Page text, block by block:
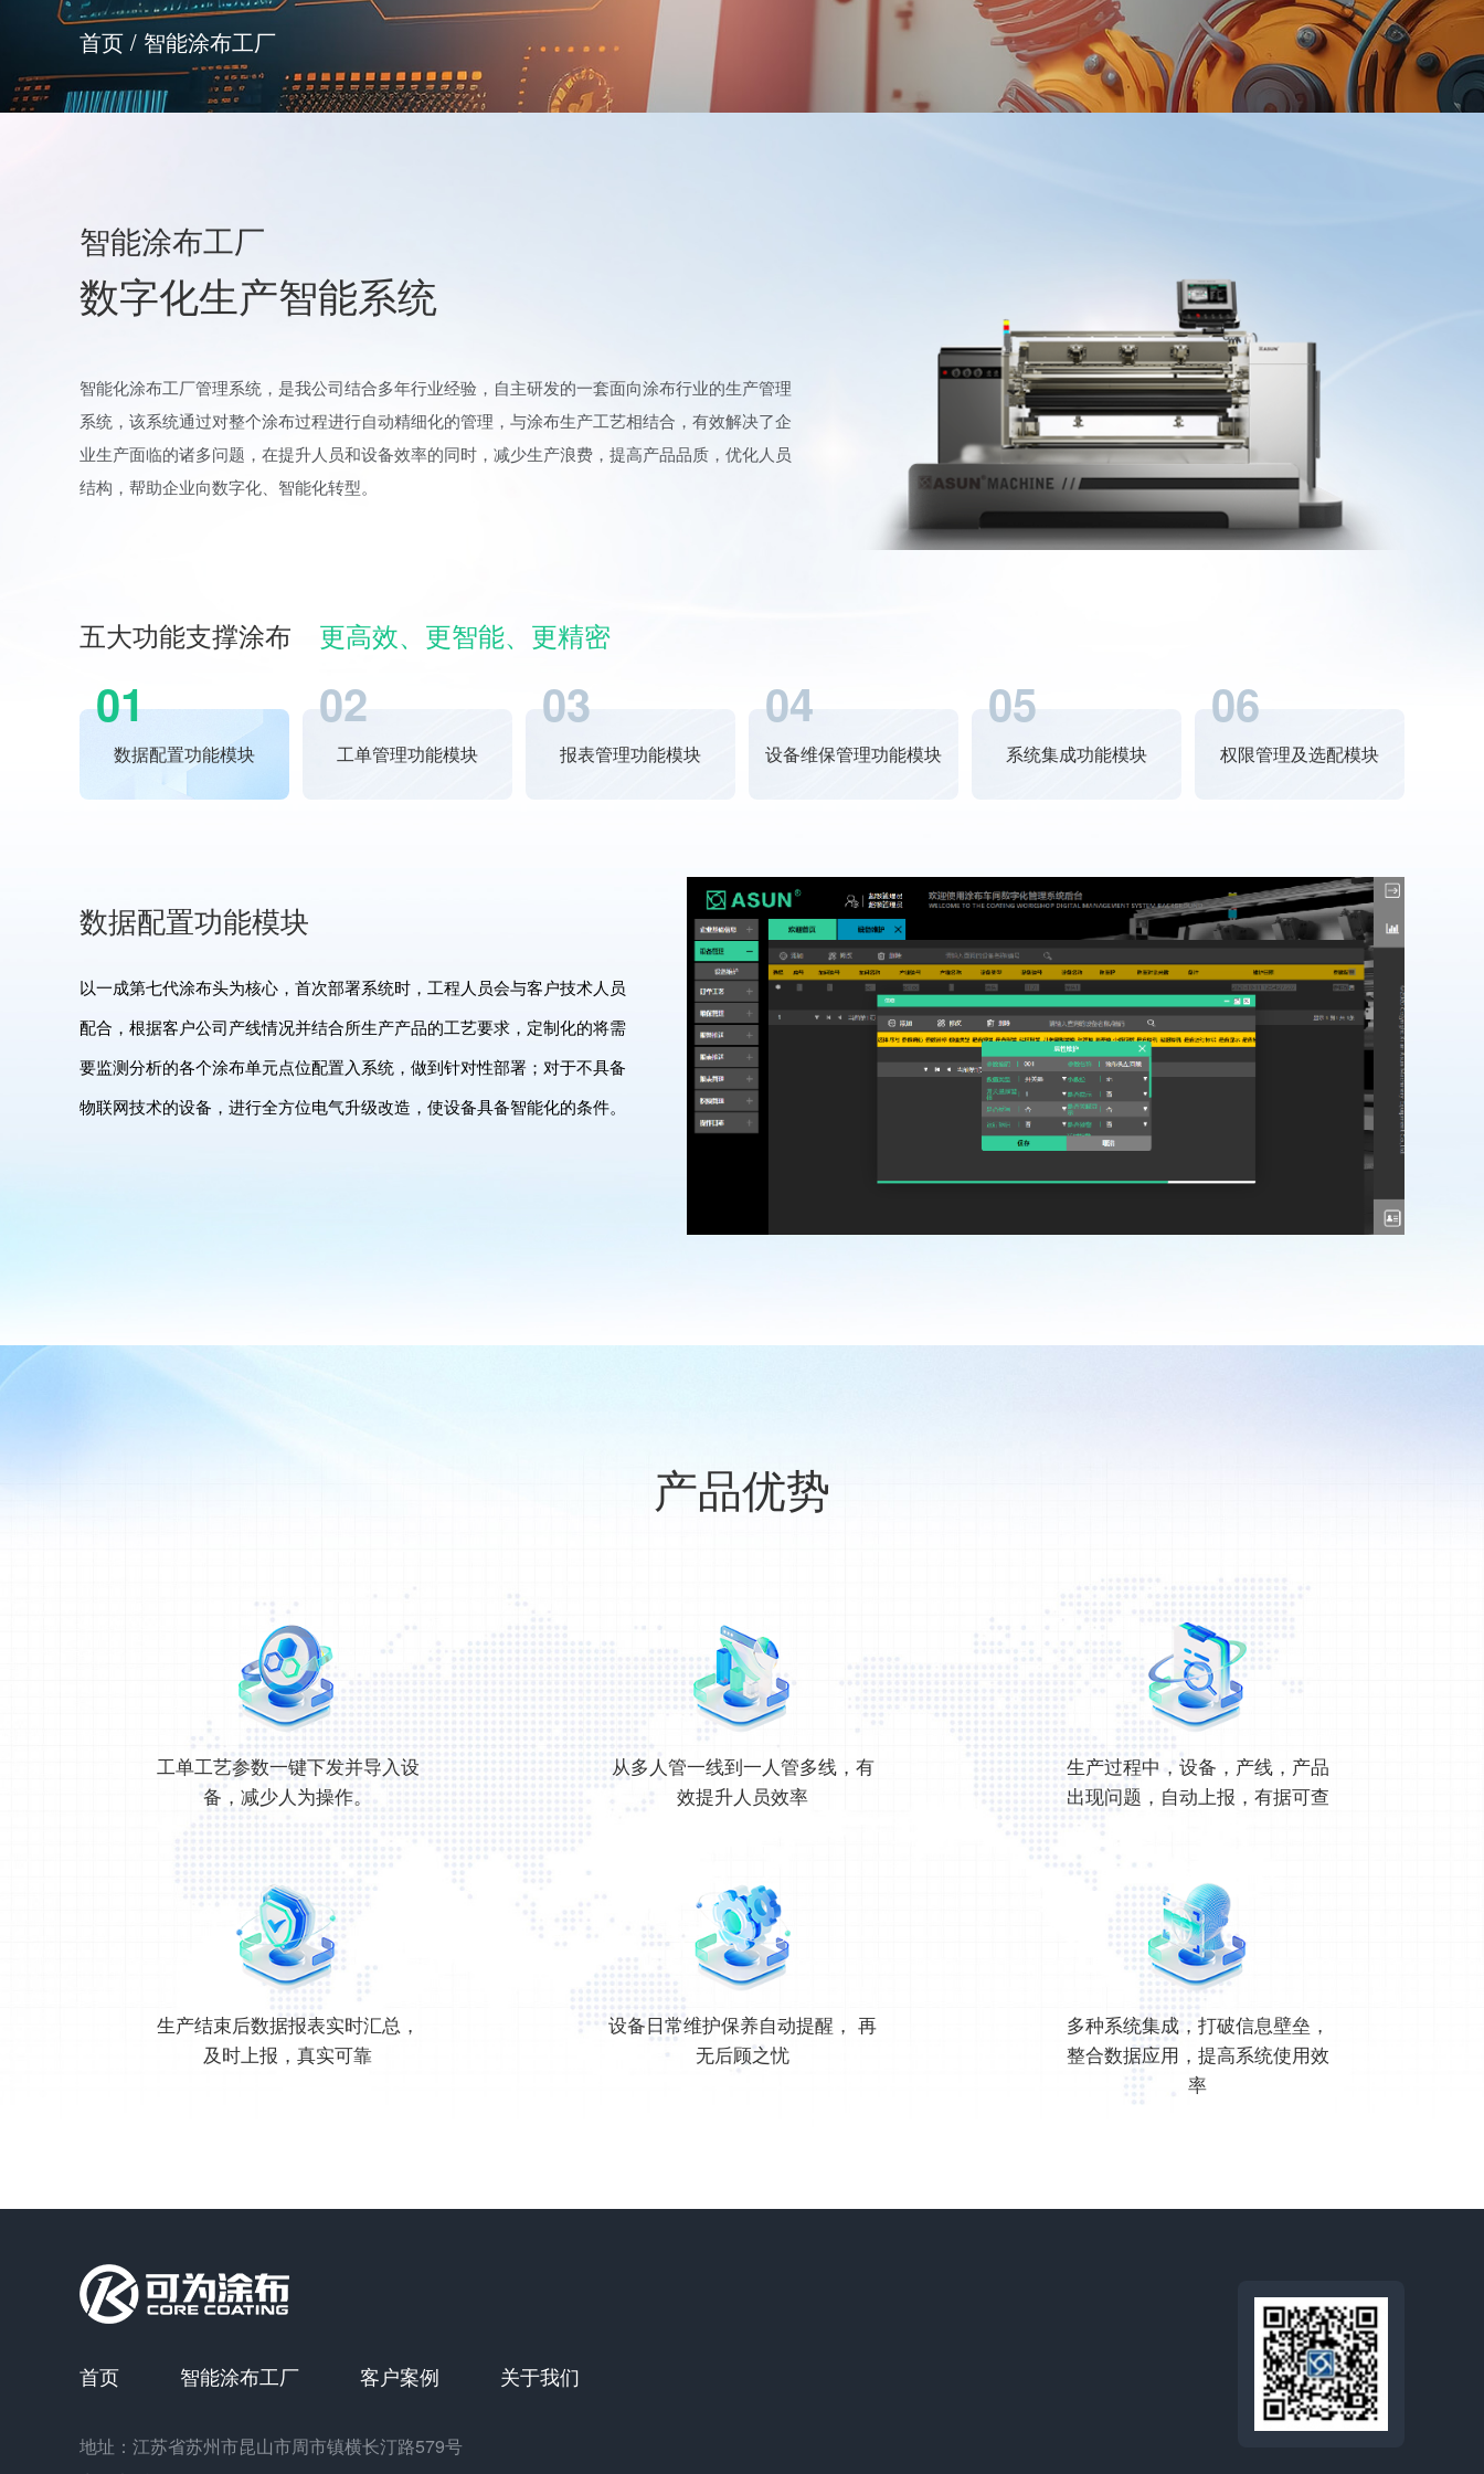
首页 / 智能涂布工厂
智能涂布工厂
数字化生产智能系统
智能化涂布工厂管理系统，是我公司结合多年行业经验，自主研发的一套面向涂布行业的生产管理
系统，该系统通过对整个涂布过程进行自动精细化的管理，与涂布生产工艺相结合，有效解决了企
业生产面临的诸多问题，在提升人员和设备效率的同时，减少生产浪费，提高产品品质，优化人员
结构，帮助企业向数字化、智能化转型。
五大功能支撑涂布 更高效、更智能、更精密
数据配置功能模块
01
工单管理功能模块
02
报表管理功能模块
03
设备维保管理功能模块
04
系统集成功能模块
05
权限管理及选配模块
06
数据配置功能模块
以一成第七代涂布头为核心，首次部署系统时，工程人员会与客户技术人员
配合，根据客户公司产线情况并结合所生产产品的工艺要求，定制化的将需
要监测分析的各个涂布单元点位配置入系统，做到针对性部署；对于不具备
物联网技术的设备，进行全方位电气升级改造，使设备具备智能化的条件。
产品优势
工单工艺参数一键下发并导入设
备，减少人为操作。
从多人管一线到一人管多线，有
效提升人员效率
生产过程中，设备，产线，产品
出现问题，自动上报，有据可查
生产结束后数据报表实时汇总，
及时上报，真实可靠
设备日常维护保养自动提醒， 再
无后顾之忧
多种系统集成，打破信息壁垒，
整合数据应用，提高系统使用效
率
首页 智能涂布工厂 客户案例 关于我们
地址：江苏省苏州市昆山市周市镇横长汀路579号